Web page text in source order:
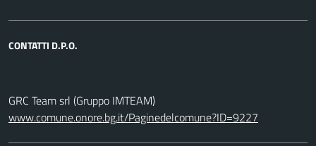
CONTATTI D.P.O.
GRC Team srl (Gruppo IMTEAM)
www.comune.onore.bg.it/Paginedelcomune?ID=9227